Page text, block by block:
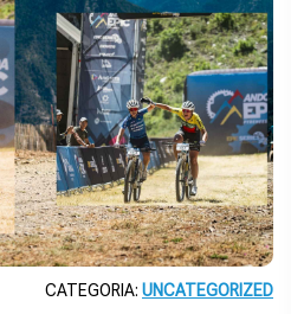
CATEGORIA: UNCATEGORIZED